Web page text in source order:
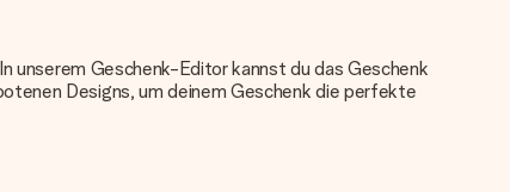
unserem Geschenk-Editor kannst du das Geschenk
Designs, um deinem Geschenk die perfekte